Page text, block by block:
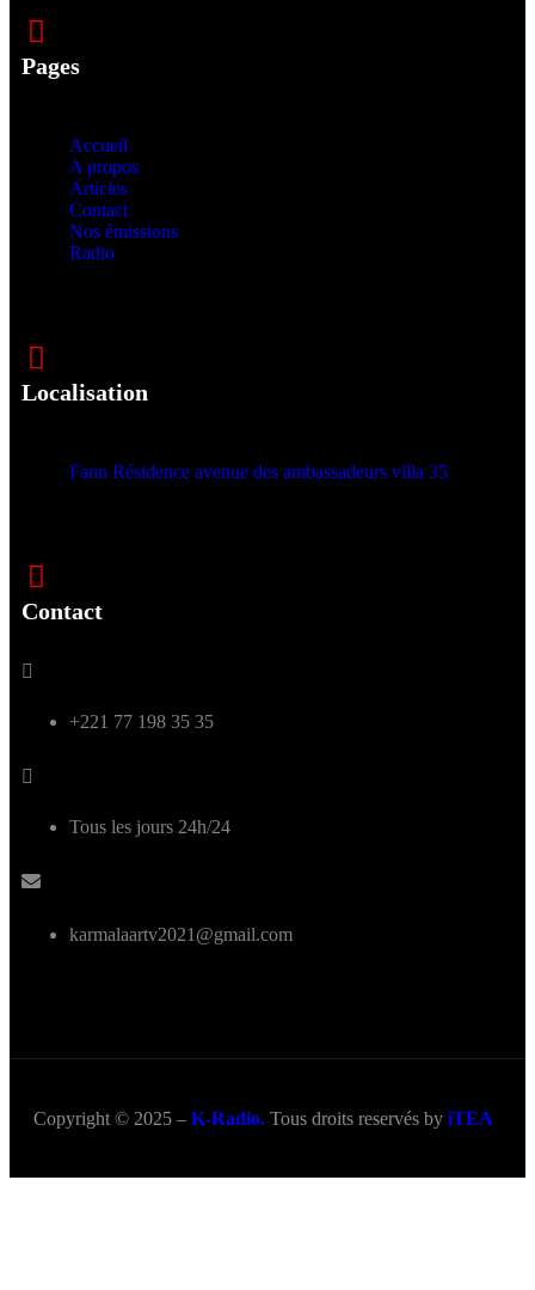
Pages
Accueil
A propos
Articles
Contact
Nos émissions
Radio
Localisation
Fann Résidence avenue des ambassadeurs villa 35
Contact
+221 77 198 35 35
Tous les jours 24h/24
karmalaartv2021@gmail.com
Copyright © 2025 – K-Radio. Tous droits reservés by iTEA